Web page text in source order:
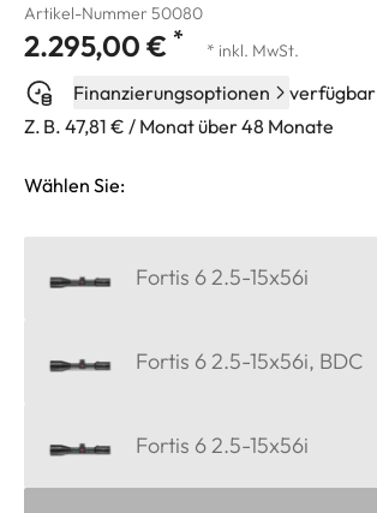
Artikel-Nummer 50080
2.295,00 € * * inkl. MwSt.
Finanzierungsoptionen
verfügbar
Z. B. 47,81 € / Monat über 48 Monate
Wählen Sie:
Fortis 6 2.5-15x56i
Fortis 6 2.5-15x56i, BDC
Fortis 6 2.5-15x56i